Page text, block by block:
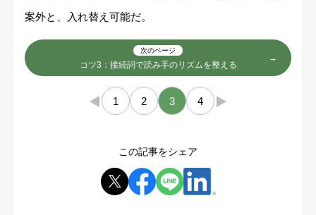
案外と、入れ替え可能だ。
次のページ
コツ3：接続詞で読み手のリズムを整える
← 1 2 3 4 →
この記事をシェア